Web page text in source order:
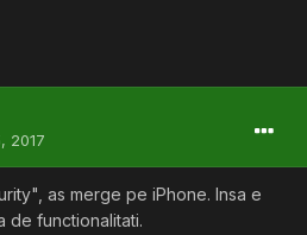
2017
as merge pe iPhone. Insa e
de functionalitati.